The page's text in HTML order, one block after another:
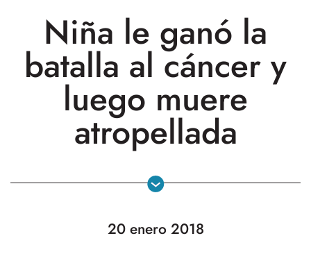
Niña le ganó la
batalla al cáncer y
luego muere
atropellada
20 enero 2018